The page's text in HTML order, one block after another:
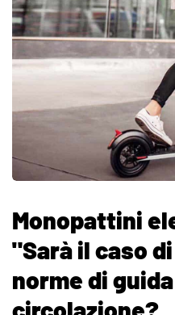
Monopattini
"Sarà il caso
norme di